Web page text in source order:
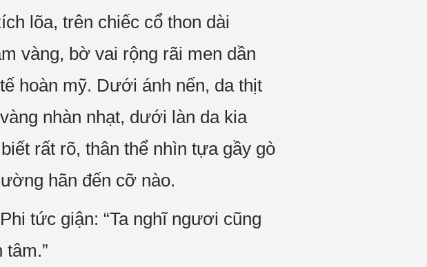
lõa, trên chiếc cổ thon dài
vàng, bờ vai rộng rãi men dần
hoàn mỹ. Dưới ánh nến, da thịt
nhàn nhạt, dưới làn da kia
rất rõ, thân thể nhìn tựa gầy gò
hãn đến cỡ nào.
tức giận: “Ta nghĩ ngươi cũng